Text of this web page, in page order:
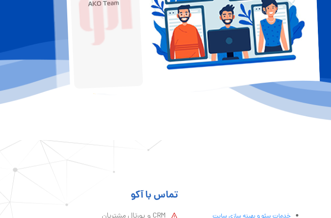
تماس با آکو